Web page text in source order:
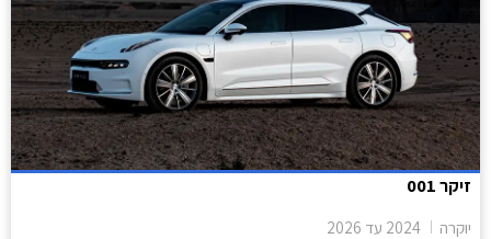
זיקר 001
יוקרה 2024 עד 2026